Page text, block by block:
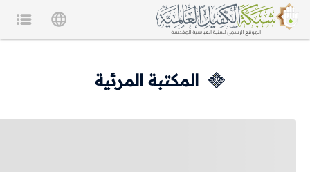
المكتبة المرئية